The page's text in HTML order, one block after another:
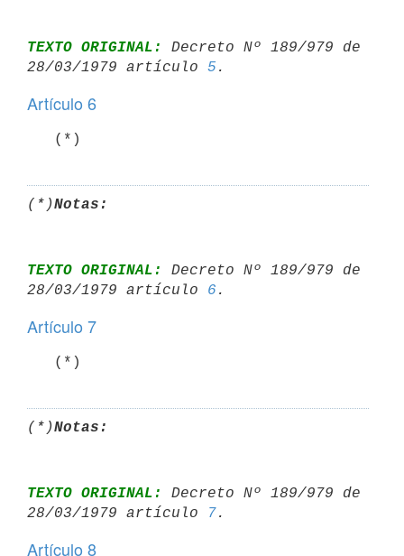
TEXTO ORIGINAL:
Decreto Nº 189/979 de
28/03/1979 artículo 5
Artículo 6
   (*)
(*)Notas:
TEXTO ORIGINAL:
Decreto Nº 189/979 de
28/03/1979 artículo 6
Artículo 7
   (*)
(*)Notas:
TEXTO ORIGINAL:
Decreto Nº 189/979 de
28/03/1979 artículo
7
Artículo 8